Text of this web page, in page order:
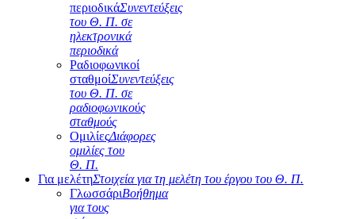
περιοδικάΣυνεντεύξεις
του Θ. Π. σε
ηλεκτρονικά
περιοδικά
Ραδιοφωνικοί
σταθμοίΣυνεντεύξεις
του Θ. Π. σε
ραδιοφωνικούς
σταθμούς
ΟμιλίεςΔιάφορες
ομιλίες του
Θ. Π.
Για μελέτηΣτοιχεία για τη μελέτη του έργου του Θ. Π.
ΓλωσσάριΒοήθημα
για τους